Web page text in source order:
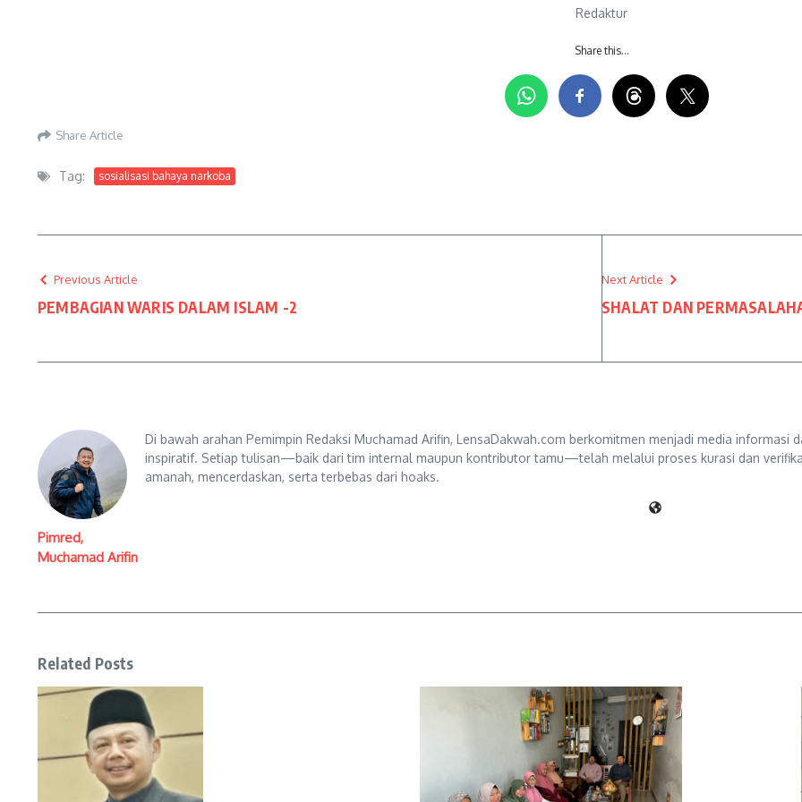
Redaktur
Share this…
Share Article
Tag: sosialisasi bahaya narkoba
Previous Article
PEMBAGIAN WARIS DALAM ISLAM -2
Next Article
SHALAT DAN
Pimred,
Muchamad Arifin
Di bawah arahan Pemimpin Redaksi Muchamad Arifin, LensaDakwah.com berkomitmen menjadi media informasi
inspiratif. Setiap tulisan—baik dari tim internal maupun kontributor tamu—telah melalui proses kurasi dan
amanah, mencerdaskan, serta terbebas dari hoaks.
Related Posts